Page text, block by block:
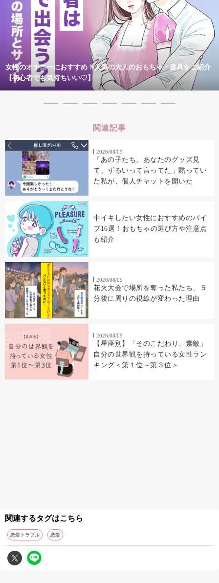
女性のオナニーにおすすめ！人気の大人のおもちゃ・道具をご紹介
【初心者でも気持ちいい♡】
関連記事
2026/08/09
「あの子たち、あなたのグッズ見
て、ずるいって言ってた」黙ってい
た私が、個人チャットを開いた
中イキしたい女性におすすめのバイ
ブ16選！おもちゃの選び方や注意点
も紹介
2026/08/09
花火大会で場所を奪った私たち、５
分後に周りの視線が変わった理由
2026/08/09
【星座別】「そのこだわり、素敵」
自分の世界観を持っている女性ラン
キング＜第１位～第３位＞
関連するタグはこちら
恋愛トラブル 恋愛